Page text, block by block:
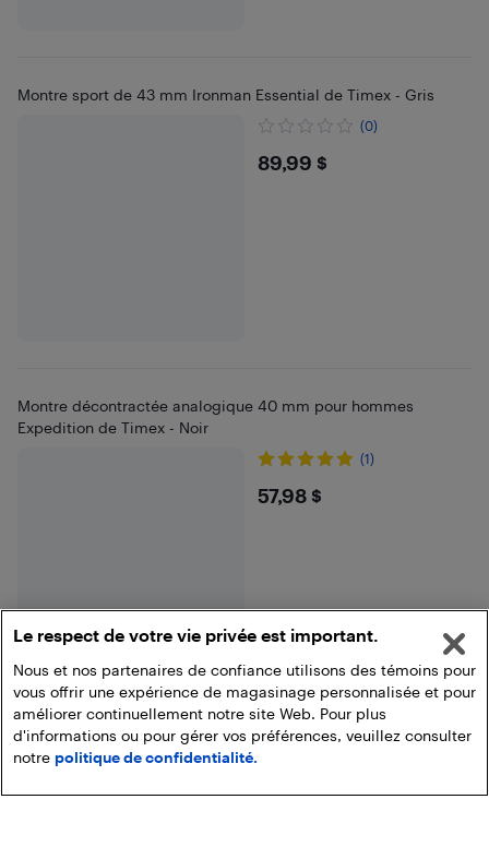
Montre sport de 43 mm Ironman Essential de Timex - Gris
(0)
$89.99
89,99 $
Montre décontractée analogique 40 mm pour hommes
Expedition de Timex - Noir
(1)
$57.98
57,98 $
Fin des résultats
Le respect de votre vie privée est important.
Nous et nos partenaires de confiance utilisons des témoins pour
vous offrir une expérience de magasinage personnalisée et pour
améliorer continuellement notre site Web. Pour plus
d'informations ou pour gérer vos préférences, veuillez consulter
notre politique de confidentialité.